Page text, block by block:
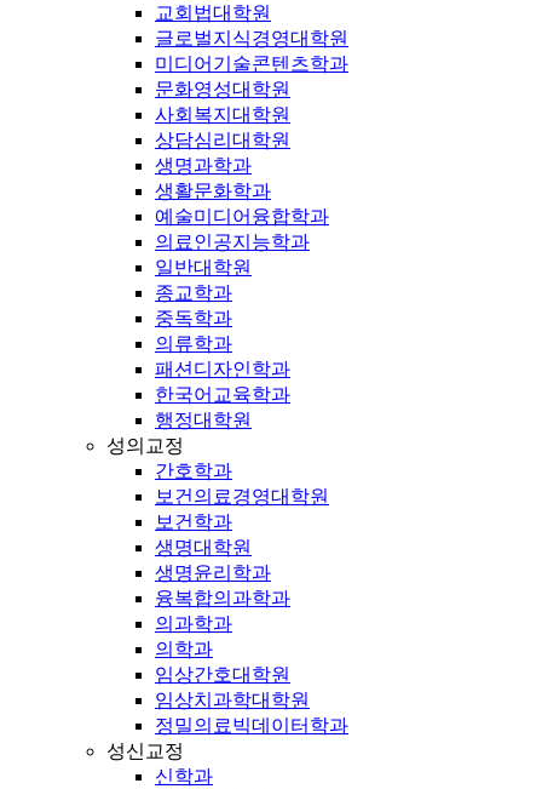
교회법대학원
글로벌지식경영대학원
미디어기술콘텐츠학과
문화영성대학원
사회복지대학원
상담심리대학원
생명과학과
생활문화학과
예술미디어융합학과
의료인공지능학과
일반대학원
종교학과
중독학과
의류학과
패션디자인학과
한국어교육학과
행정대학원
성의교정
간호학과
보건의료경영대학원
보건학과
생명대학원
생명윤리학과
융복합의과학과
의과학과
의학과
임상간호대학원
임상치과학대학원
정밀의료빅데이터학과
성신교정
신학과